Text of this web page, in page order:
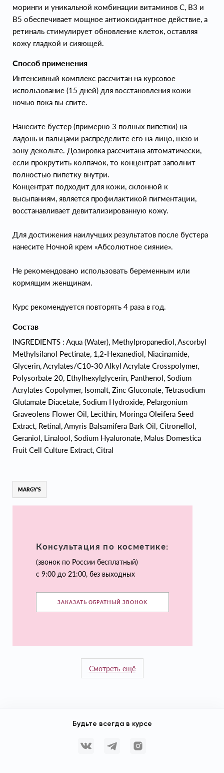
моринги и уникальной комбинации витаминов С, В3 и
В5 обеспечивает мощное антиоксидантное действие, а
ретиналь стимулирует обновление клеток, оставляя
кожу гладкой и сияющей.
Способ применения
Интенсивный комплекс рассчитан на курсовое
использование (15 дней) для восстановления кожи
ночью пока вы спите.
Нанесите бустер (примерно 3 полных пипетки) на
ладонь и пальцами распределите его на лицо, шею и
зону декольте. Дозировка рассчитана автоматически,
если прокрутить колпачок, то концентрат заполнит
полностью пипетку внутри.
Концентрат подходит для кожи, склонной к
высыпаниям, является профилактикой пигментации,
восстанавливает девитализированную кожу.
Для достижения наилучших результатов после бустера
нанесите Ночной крем «Абсолютное сияние».
Не рекомендовано использовать беременным или
кормящим женщинам.
Курс рекомендуется повторять 4 раза в год.
Состав
INGREDIENTS : Aqua (Water), Methylpropanediol, Ascorbyl
Methylsilanol Pectinate, 1,2-Hexanediol, Niacinamide,
Glycerin, Acrylates/C10-30 Alkyl Acrylate Crosspolymer,
Polysorbate 20, Ethylhexylglycerin, Panthenol, Sodium
Acrylates Copolymer, Isomalt, Zinc Gluconate, Tetrasodium
Glutamate Diacetate, Sodium Hydroxide, Pelargonium
Graveolens Flower Oil, Lecithin, Moringa Oleifera Seed
Extract, Retinal, Amyris Balsamifera Bark Oil, Citronellol,
Geraniol, Linalool, Sodium Hyaluronate, Malus Domestica
Fruit Cell Culture Extract, Citral
MARGY'S
Консультация по косметике:
(звонок по России бесплатный)
с 9:00 до 21:00, без выходных
ЗАКАЗАТЬ ОБРАТНЫЙ ЗВОНОК
Смотреть ещё
Будьте всегда в курсе